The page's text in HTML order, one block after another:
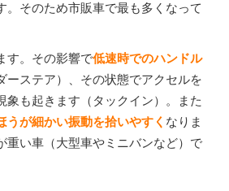
そのため市販車で最も多くなって
す。その影響で低速時でのハンドル
ーステア）、その状態でアクセルを
も起きます（タックイン）。また
うが細かい振動を拾いやすく なりま
重い車（大型車やミニバンなど）で